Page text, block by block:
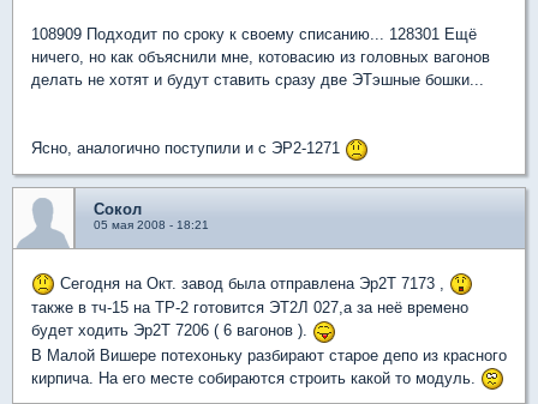
108909 Подходит по сроку к своему списанию... 128301 Ещё
ничего, но как объяснили мне, котовасию из головных вагонов
делать не хотят и будут ставить сразу две ЭТэшные бошки...
Ясно, аналогично поступили и с ЭР2-1271
Сокол
05 мая 2008 - 18:21
Сегодня на Окт. завод была отправлена Эр2Т 7173 ,
также в тч-15 на ТР-2 готовится ЭТ2Л 027,а за неё времено
будет ходить Эр2Т 7206 ( 6 вагонов ).
В Малой Вишере потехоньку разбирают старое депо из красного
кирпича. На его месте собираются строить какой то модуль.